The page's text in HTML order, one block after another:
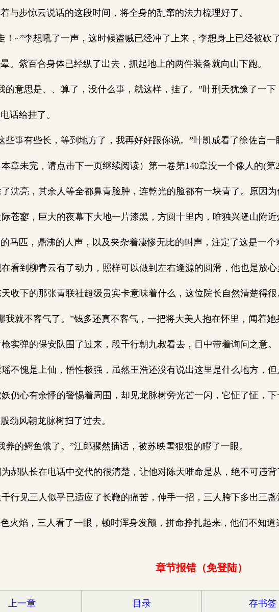
与步惊云说话的这段时间，将全身的乱窜的法力梳理好了。
~”李想吼了一声，这时候盗贼已经冲了上来，李想身上已经被砍
。紫百合身体已经纵了出去，抓起地上的两件装备就向山下跑。
意思是、、算了，没什么事，就这样，挂了。”叶刑天犹豫了一下
话给挂了。
事有些长，等到地方了，我再好好跟你说。”叶凯成看了徐佐言一
章未完，请点击下一页继续阅读）第一卷第140章没一个像人的(第
沈亮，其余人等全都鼻青脸肿，连乾光的脸都有一块青了。原因为
苍寥，巨大的夜幕下大地一片漆黑，方圆十里内，唯独兴隆山附近
马匹，鼎沸的人声，以及夹杂着凄惨无比的叫声，注定了这是一个
看到柳青云有了动力，照样可以做到左右逢源的圆滑，他也是放心
收下的那张青联社超级贵宾卡意味着什么，这位院长自然清楚得很
就不客气了。”钱多还真不客气，一把将大美人抱在怀里，闻着她
实弹的保安队围了过来，段千行朝九叔看去，目中带着询问之意。
不愧是上仙，悟性极强，虽然王浩还没有说出这里是什么地方，但
仍心有余悸的警惕着周围，却见龙脉树旁光芒一闪，它怔了怔，
劲风朝龙脉树扫了过去。
的鳄鱼饿了。”江郎骤然插话，被苏映雪狠狠的瞪了一眼。
郝队长在电话中交代的很清楚，让他对陈天唯命是从，绝不可违背
行见三人似乎已适应了长鞭的痛苦，伸手一招，三人胯下多出三
火焰，三人看了一眼，顿时浑身发颤，拼命挣扎起来，他们不知
章节报错（免登陆）
上一章 目录 存书签